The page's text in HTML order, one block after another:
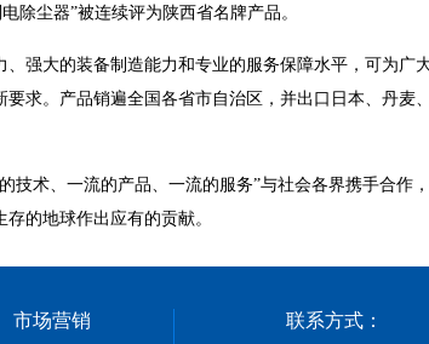
除尘器”被连续评为陕西省名牌产品。
、强大的装备制造能力和专业的服务保障水平，可为广
要求。产品销遍全国各省市自治区，并出口日本、丹
技术、一流的产品、一流的服务”与社会各界携手合
的地球作出应有的贡献。
市场营销 联系方式：